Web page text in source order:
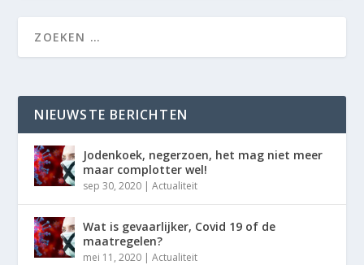
NIEUWSTE BERICHTEN
Jodenkoek, negerzoen, het mag niet meer
maar complotter wel!
sep 30, 2020 |Actualiteit
Wat is gevaarlijker, Covid 19 of de
maatregelen?
mei 11, 2020 |Actualiteit